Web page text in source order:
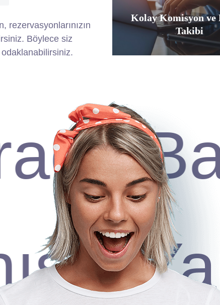
rezervasyonlarınızın
Böylece siz
Süreçleri
Kolay Komisyon ve
Takibi